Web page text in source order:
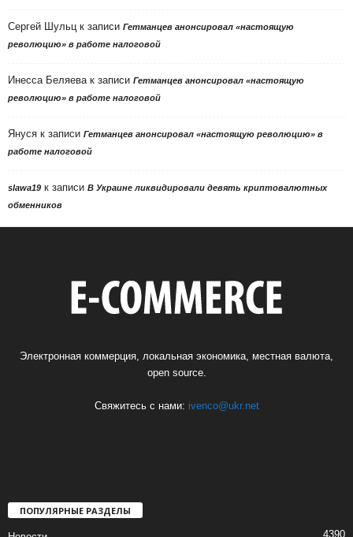
Сергей Шульцк записи Гетманцев анонсировал «настоящую
революцию» в работе налоговой
Инесса Беляевак записи Гетманцев анонсировал «настоящую
революцию» в работе налоговой
Януся к записи Гетманцев анонсировал «настоящую революцию» в
работе налоговой
slawa19 к записи В Украине ликвидировали девять криптовалютных
обменников
Электронная коммерция, локальная экономика, местная валюта,
open source.
Свяжитесь с нами: ivenco@ukr.net
ПОПУЛЯРНЫЕ РАЗДЕЛЫ
4390